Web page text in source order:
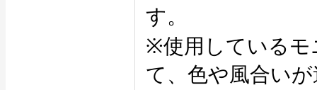
す。
※使用しているモ
て、色や風合い